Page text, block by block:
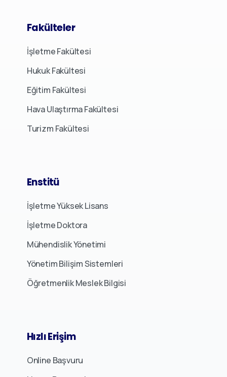
Fakülteler
İşletme Fakültesi
Hukuk Fakültesi
Eğitim Fakültesi
Hava Ulaştırma Fakültesi
Turizm Fakültesi
Enstitü
İşletme Yüksek Lisans
İşletme Doktora
Mühendislik Yönetimi
Yönetim Bilişim Sistemleri
Öğretmenlik Meslek Bilgisi
HızlıErişim
Online Başvuru